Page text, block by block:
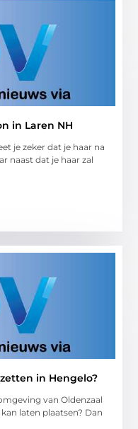
in Laren NH
je zeker dat je haar na
naast dat je haar zal
in Hengelo?
van Oldenzaal
laten plaatsen? Dan